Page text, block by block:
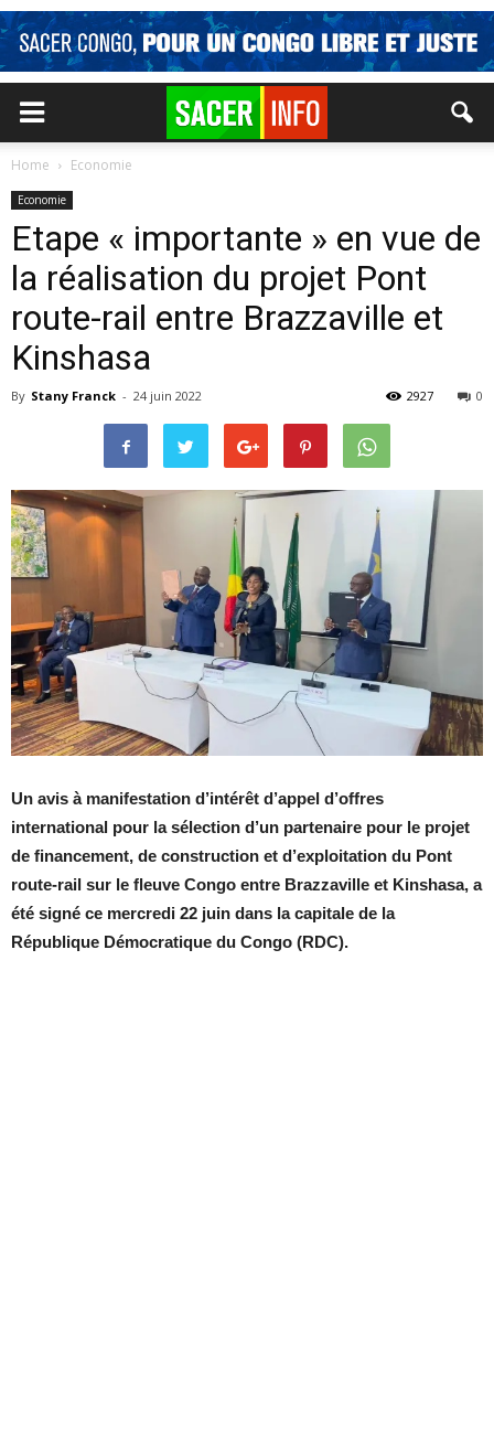
Home Economie
Economie
Etape « importante » en vue de
la réalisation du projet Pont
route-rail entre Brazzaville et
Kinshasa
By Stany Franck - 24 juin 2022 0
2927
Un avis à manifestation d’intérêt d’appel d’offres
international pour la sélection d’un partenaire pour le projet
de financement, de construction et d’exploitation du Pont
route-rail sur le fleuve Congo entre Brazzaville et Kinshasa, a
été signé ce mercredi 22 juin dans la capitale de la
République Démocratique du Congo (RDC).